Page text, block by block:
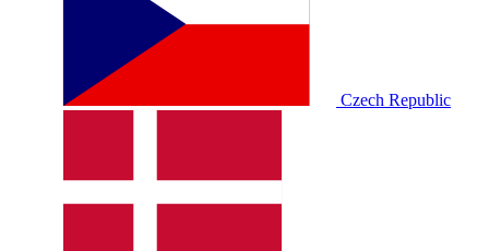
Czech Republic